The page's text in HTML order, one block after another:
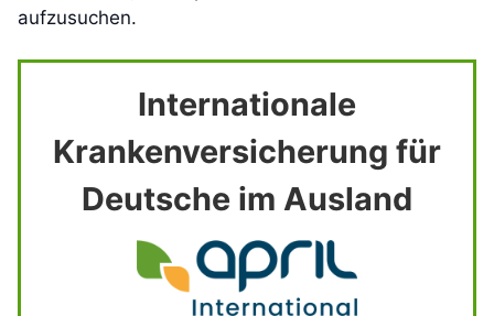
aufzusuchen.
Internationale
Krankenversicherung für
Deutsche im Ausland